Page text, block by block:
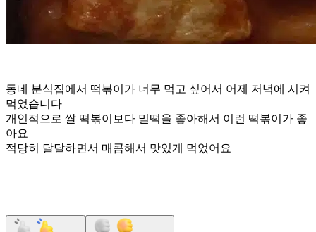
동네 분식집에서 떡볶이가 너무 먹고 싶어서 어제 저녁에 시켜
먹었습니다
개인적으로 쌀 떡볶이보다 밀떡을 좋아해서 이런 떡볶이가 좋
아요
적당히 달달하면서 매콤해서 맛있게 먹었어요